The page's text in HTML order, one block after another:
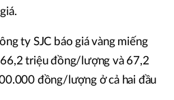
ty SJC báo giá vàng miếng
triệu đồng/lượng và 67,2
đồng/lượng ở cả hai đầu